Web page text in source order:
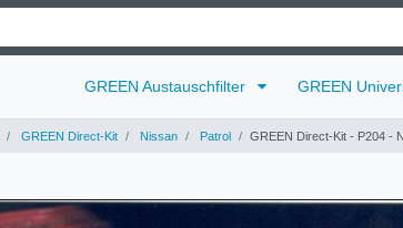
GREEN Austauschfilter GREEN
GREEN Direct-Kit Nissan Patrol GREEN Direct-Kit - P204 -